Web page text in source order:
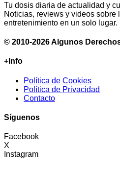
Tu dosis diaria de actualidad y
Noticias, reviews y videos sobre
entretenimiento en un solo lugar.
© 2010-2026 Algunos
+Info
Política de Cookies
Política de Privacidad
Contacto
Síguenos
Facebook
X
Instagram